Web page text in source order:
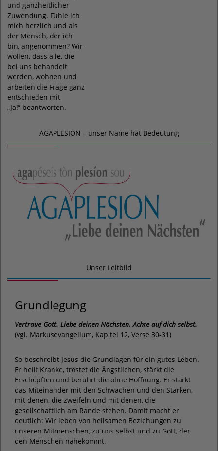
und ganzheitlicher
Zuwendung. Fühle ich
mich herzlich und als
der Mensch, der ich
bin, angenommen? Wir
wollen, dass alle, die
bei uns behandelt
werden, wohnen und
arbeiten die Frage ganz
entschieden mit
„Ja!“ beantworten.
AGAPLESION – unser Name hat Bedeutung
Unser Leitbild
Grundlegung
Vertraue Gott. Liebe deinen Nächsten. Achte auf dich selbst.
(vgl. Markusevangelium, Kapitel 12, Verse 30-31)
So beschreibt Jesus die Grundlagen für ein gutes Leben.
Er heilt Kranke, tröstet die Ängstlichen, stärkt die
Erschöpften und berührt die ohne Hoffnung. Er stärkt
das Miteinander mit den Schwachen und den Starken,
mit denen, die zweifeln und mit denen, die
gesellschaftlich am Rande stehen. Damit macht er
deutlich: Wir leben von heilsamen Beziehungen zu
unseren Mitmenschen, zu uns selbst und zu Gott, der
den Menschen nahekommt.